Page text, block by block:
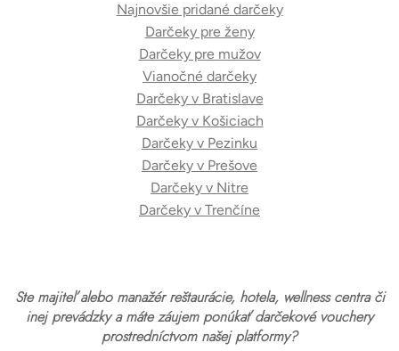
Najnovšie pridané darčeky
Darčeky pre ženy
Darčeky pre mužov
Vianočné darčeky
Darčeky v Bratislave
Darčeky v Košiciach
Darčeky v Pezinku
Darčeky v Prešove
Darčeky v Nitre
Darčeky v Trenčíne
Ste majiteľ alebo manažér reštaurácie, hotela, wellness centra či
inej prevádzky a máte záujem ponúkať darčekové vouchery
prostredníctvom našej platformy?